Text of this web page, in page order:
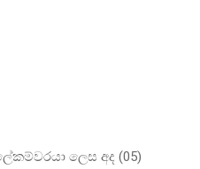
ලෙස අද (05)